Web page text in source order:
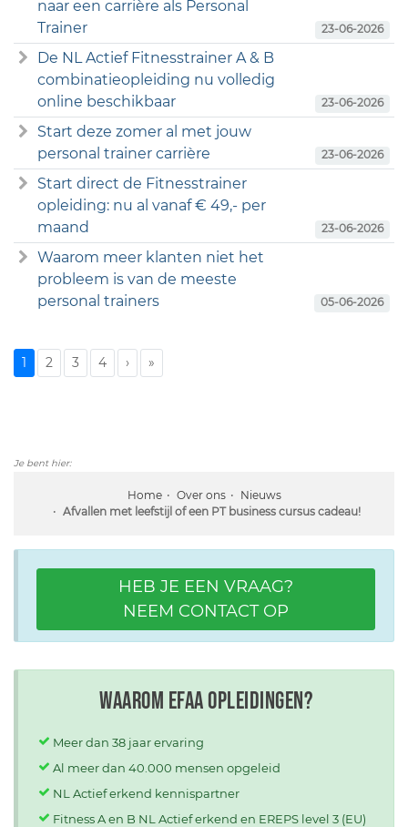
naar een carrière als Personal
Trainer
23-06-2026
De NL Actief Fitnesstrainer A & B
combinatieopleiding nu volledig
online beschikbaar
23-06-2026
Start deze zomer al met jouw
personal trainer carrière
23-06-2026
Start direct de Fitnesstrainer
opleiding: nu al vanaf € 49,- per
maand
23-06-2026
Waarom meer klanten niet het
probleem is van de meeste
personal trainers
05-06-2026
1 2 3 4 › »
Je bent hier:
Home Over ons
Nieuws
Afvallen met leefstijl of een PT business cursus cadeau!
HEB JE EEN VRAAG?
NEEM CONTACT OP
Waarom EFAA opleidingen?
Meer dan 38 jaar ervaring
Al meer dan 40.000 mensen opgeleid
NL Actief erkend kennispartner
Fitness A en B NL Actief erkend en EREPS level 3 (EU)